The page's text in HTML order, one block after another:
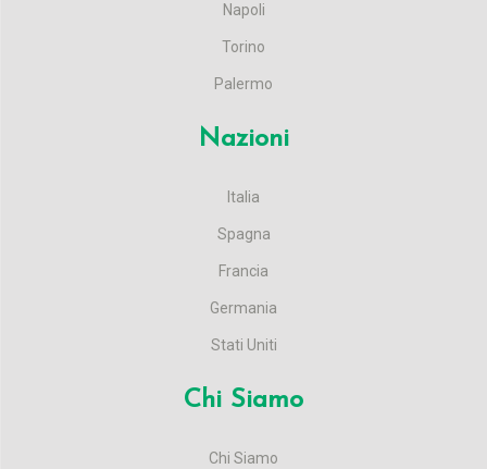
Napoli
Torino
Palermo
Nazioni
Italia
Spagna
Francia
Germania
Stati Uniti
Chi Siamo
Chi Siamo